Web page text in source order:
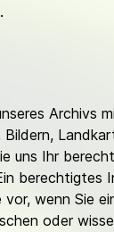
.
Archivs
Bildern,
uns Ihr
berechtigtes
vor, wenn Sie
oder